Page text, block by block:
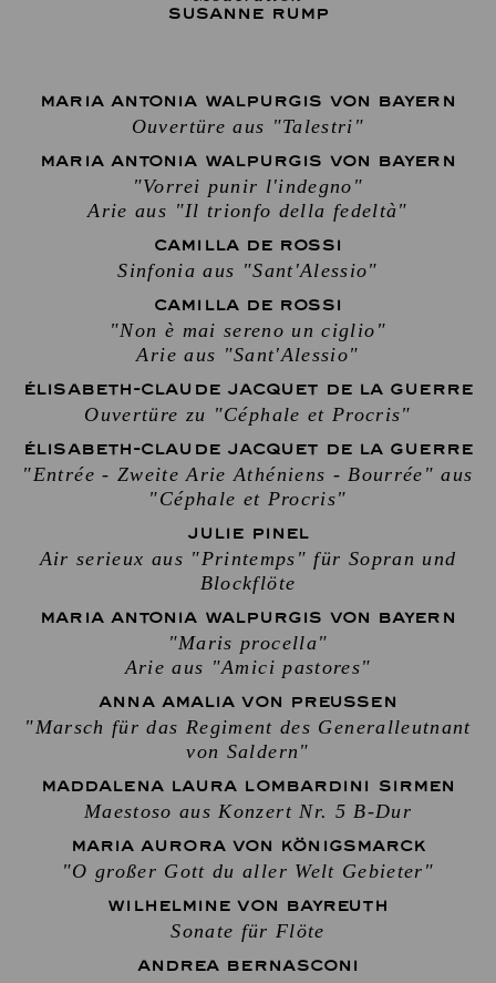
SUSANNE RUMP
MARIA ANTONIA WALPURGIS VON BAYERN
Ouvertüre aus "Talestri"
MARIA ANTONIA WALPURGIS VON BAYERN
"Vorrei punir l'indegno"
Arie aus "Il trionfo della fedeltà"
CAMILLA DE ROSSI
Sinfonia aus "Sant'Alessio"
CAMILLA DE ROSSI
"Non è mai sereno un ciglio"
Arie aus "Sant'Alessio"
ÉLISABETH-CLAUDE JACQUET DE LA GUERRE
Ouvertüre zu "Céphale et Procris"
ÉLISABETH-CLAUDE JACQUET DE LA GUERRE
"Entrée - Zweite Arie Athéniens - Bourrée" aus
"Céphale et Procris"
JULIE PINEL
Air serieux aus "Printemps" für Sopran und
Blockflöte
MARIA ANTONIA WALPURGIS VON BAYERN
"Maris procella"
Arie aus "Amici pastores"
ANNA AMALIA VON PREUSSEN
"Marsch für das Regiment des Generalleutnant
von Saldern"
MADDALENA LAURA LOMBARDINI SIRMEN
Maestoso aus Konzert Nr. 5 B-Dur
MARIA AURORA VON KÖNIGSMARCK
"O großer Gott du aller Welt Gebieter"
WILHELMINE VON BAYREUTH
Sonate für Flöte
ANDREA BERNASCONI